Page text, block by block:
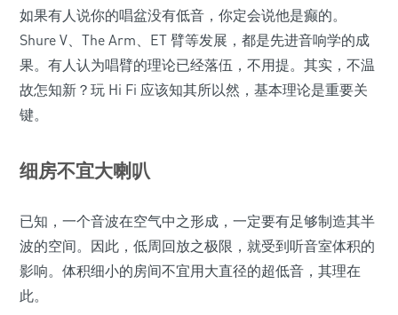
如果有人说你的唱盆没有低音，你定会说他是癫的。
Shure V、The Arm、ET 臂等发展，都是先进音响学的成
果。有人认为唱臂的理论已经落伍，不用提。其实，不温
故怎知新？玩 Hi Fi 应该知其所以然，基本理论是重要关
键。
细房不宜大喇叭
已知，一个音波在空气中之形成，一定要有足够制造其半
波的空间。因此，低周回放之极限，就受到听音室体积的
影响。体积细小的房间不宜用大直径的超低音，其理在
此。